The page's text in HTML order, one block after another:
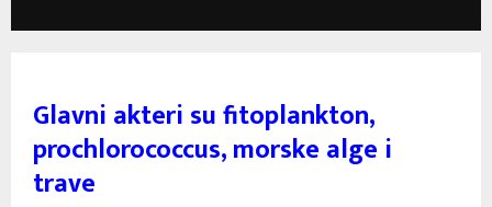
Glavni akteri su fitoplankton,
prochlorococcus, morske alge i
trave